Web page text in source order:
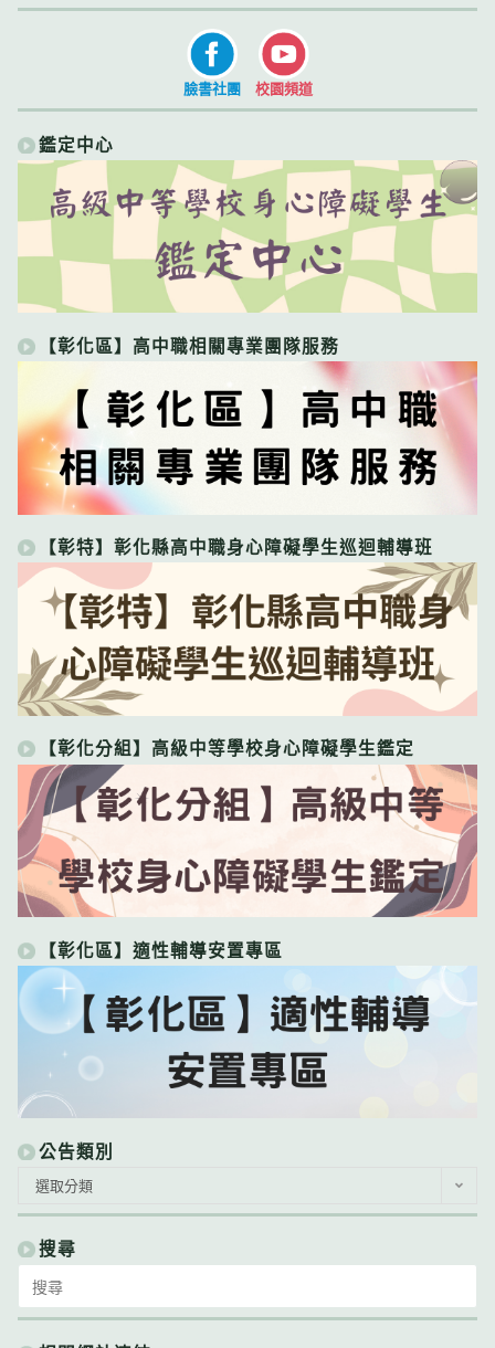
臉書社團 校園頻道
鑑定中心
【彰化區】高中職相關專業團隊服務
【彰特】彰化縣高中職身心障礙學生巡迴輔導班
【彰化分組】高級中等學校身心障礙學生鑑定
【彰化區】適性輔導安置專區
公告類別
類
別
選取分類
搜尋
for: